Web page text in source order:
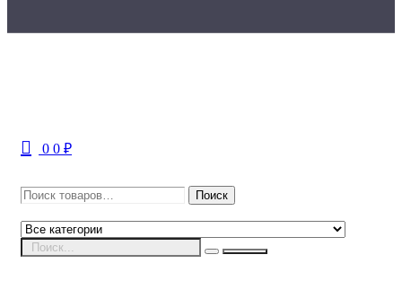
0 0 ₽
Искать: Поиск